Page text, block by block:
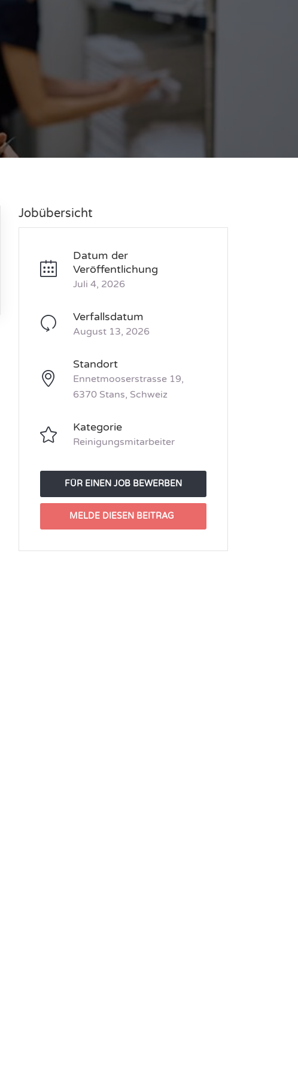
Jobübersicht
Datum der
Veröffentlichung
Juli 4, 2026
Verfallsdatum
August 13, 2026
Standort
Ennetmooserstrasse 19,
6370 Stans, Schweiz
Kategorie
Reinigungsmitarbeiter
FÜR EINEN JOB BEWERBEN
MELDE DIESEN BEITRAG